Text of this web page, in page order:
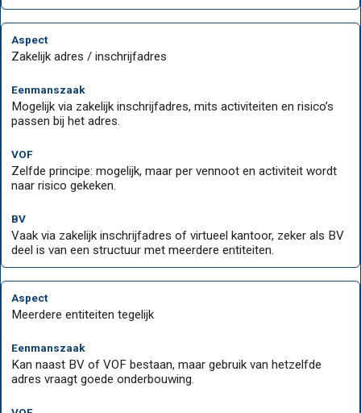
Zakelijk adres / inschrijfadres
Mogelijk via zakelijk inschrijfadres, mits activiteiten en risico’s
passen bij het adres.
Zelfde principe: mogelijk, maar per vennoot en activiteit wordt
naar risico gekeken.
Vaak via zakelijk inschrijfadres of virtueel kantoor, zeker als BV
deel is van een structuur met meerdere entiteiten.
Meerdere entiteiten tegelijk
Kan naast BV of VOF bestaan, maar gebruik van hetzelfde
adres vraagt goede onderbouwing.